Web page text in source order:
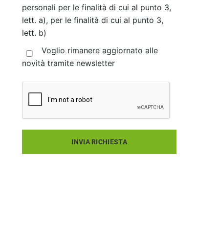
personali per le finalità di cui al punto 3,
lett. a), per le finalità di cui al punto 3,
lett. b)
Voglio rimanere aggiornato alle
novità tramite newsletter